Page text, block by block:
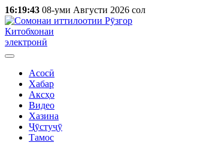
16:19:43 08-уми Августи 2026 сол
Китобхонаи
электронӣ
Асосӣ
Хабар
Аксҳо
Видео
Хазина
Ҷӯстуҷӯ
Тамос